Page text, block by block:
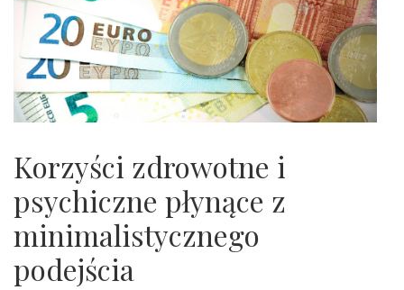
Korzyści zdrowotne i
psychiczne płynące z
minimalistycznego
podejścia